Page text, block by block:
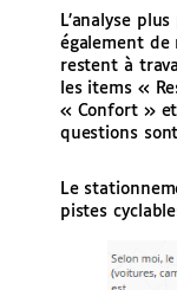
L’analyse
également
restent à
les items «
« Confort »
questions
Le
pistes